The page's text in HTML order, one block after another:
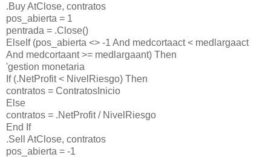
.Buy AtClose, contratos
pos_abierta = 1
pentrada = .Close()
ElseIf (pos_abierta <> -1 And medcortaact < medlargaact
And medcortaant >= medlargaant) Then
'gestion monetaria
If (.NetProfit < NivelRiesgo) Then
contratos = ContratosInicio
Else
contratos = .NetProfit / NivelRiesgo
End If
.Sell AtClose, contratos
pos_abierta = -1